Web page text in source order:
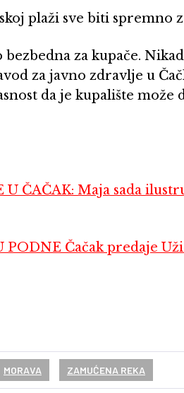
plaži sve biti spremno
za kupače.
za javno zdravlje u
da je kupalište može
ČAČAK: Maja sada
PODNE Čačak predaje
MORAVA ZAMUĆENA REKA